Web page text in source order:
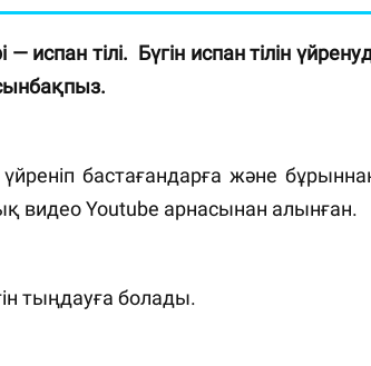
тілі. Бүгін испан тілін
бастағандарға және
видео Youtube арнасынан алынған.
тыңдауға болады.